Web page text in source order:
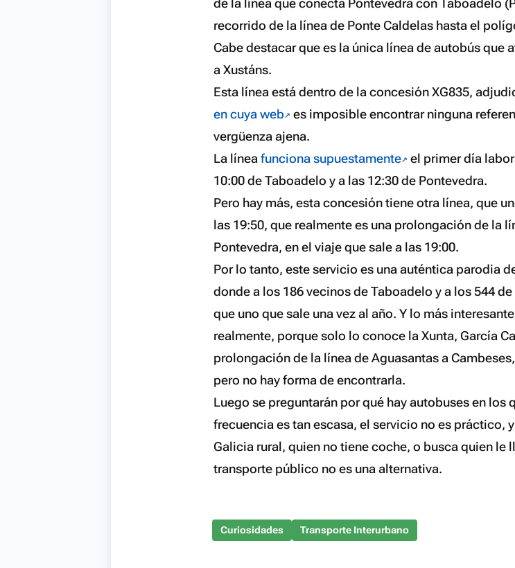
de la línea que conecta Pontevedra con Taboadelo
recorrido de la línea de Ponte Caldelas hasta el
Cabe destacar que es la única línea de autobús que
a Xustáns.
Esta línea está dentro de la concesión XG835,
en cuya web
es imposible encontrar ninguna
vergüenza ajena.
La línea funciona supuestamente
el primer día
10:00 de Taboadelo y a las 12:30 de Pontevedra.
Pero hay más, esta concesión tiene otra línea, que
las 19:50, que realmente es una prolongación de la
Pontevedra, en el viaje que sale a las 19:00.
Por lo tanto, este servicio es una auténtica parodia
donde a los 186 vecinos de Taboadelo y a los 544
que uno que sale una vez al año. Y lo más
realmente, porque solo lo conoce la Xunta, García
prolongación de la línea de Aguasantas a
pero no hay forma de encontrarla.
Luego se preguntarán por qué hay autobuses en los
frecuencia es tan escasa, el servicio no es práctico,
Galicia rural, quien no tiene coche, o busca quien le
transporte público no es una alternativa.
Curiosidades Transporte Interurbano